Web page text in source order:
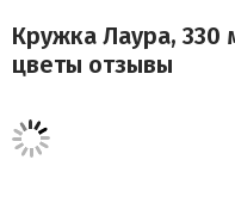
Кружка Лаура, 330
цветы отзывы